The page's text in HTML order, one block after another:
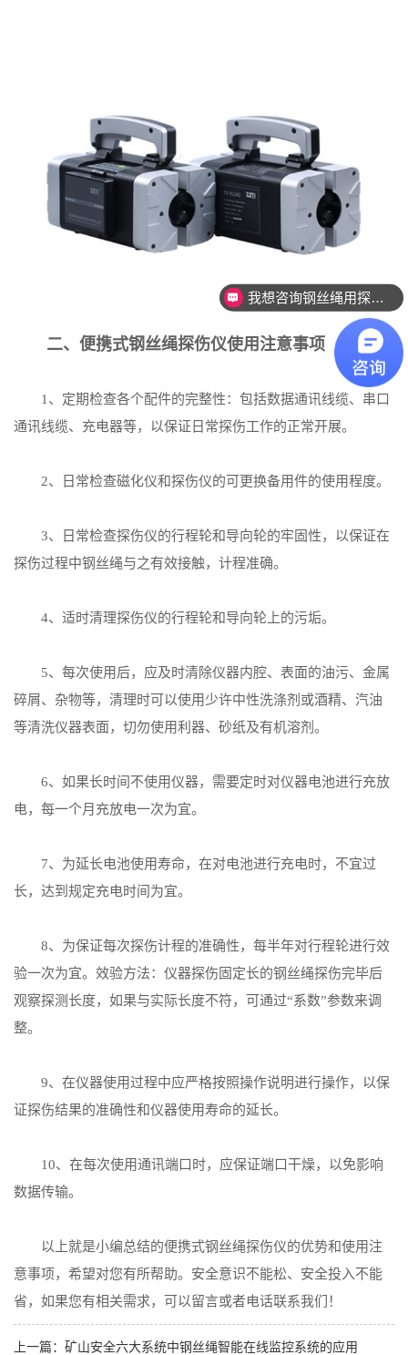
二、便携式钢丝绳探伤仪使用注意事项
1、定期检查各个配件的完整性：包括数据通讯线缆、串口
通讯线缆、充电器等，以保证日常探伤工作的正常开展。
2、日常检查磁化仪和探伤仪的可更换备用件的使用程度。
3、日常检查探伤仪的行程轮和导向轮的牢固性，以保证在
探伤过程中钢丝绳与之有效接触，计程准确。
4、适时清理探伤仪的行程轮和导向轮上的污垢。
5、每次使用后，应及时清除仪器内腔、表面的油污、金属
碎屑、杂物等，清理时可以使用少许中性洗涤剂或酒精、汽油
等清洗仪器表面，切勿使用利器、砂纸及有机溶剂。
6、如果长时间不使用仪器，需要定时对仪器电池进行充放
电，每一个月充放电一次为宜。
7、为延长电池使用寿命，在对电池进行充电时，不宜过
长，达到规定充电时间为宜。
8、为保证每次探伤计程的准确性，每半年对行程轮进行效
验一次为宜。效验方法：仪器探伤固定长的钢丝绳探伤完毕后
观察探测长度，如果与实际长度不符，可通过“系数”参数来调
整。
9、在仪器使用过程中应严格按照操作说明进行操作，以保
证探伤结果的准确性和仪器使用寿命的延长。
10、在每次使用通讯端口时，应保证端口干燥，以免影响
数据传输。
以上就是小编总结的便携式钢丝绳探伤仪的优势和使用注
意事项，希望对您有所帮助。安全意识不能松、安全投入不能
省，如果您有相关需求，可以留言或者电话联系我们！
上一篇： 矿山安全六大系统中钢丝绳智能在线监控系统的应用
我想咨询钢丝绳用探伤设备。